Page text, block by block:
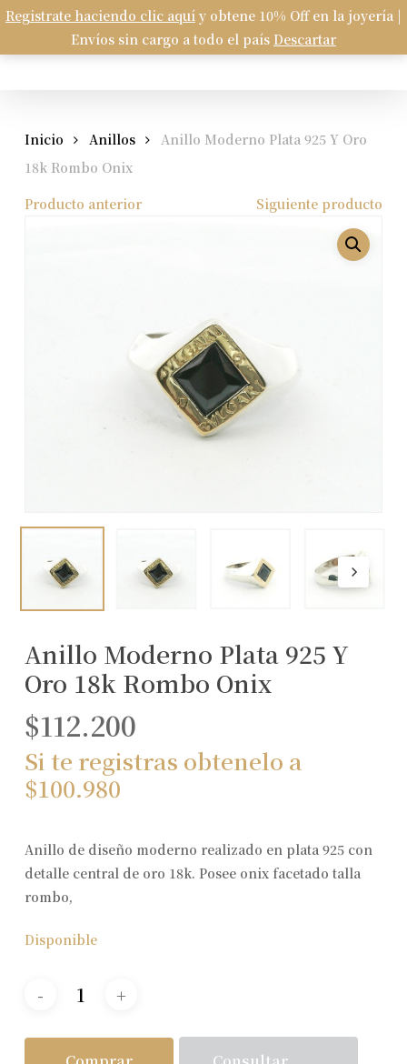
Registrate haciendo clic aquí y obtene 10% Off en la joyería |
Envíos sin cargo a todo el país Descartar
Skip
main
search
Carrito Cart
Inicio Anillos
Anillo Moderno Plata 925 Y Oro
18k Rombo Onix
Producto anterior
Siguiente producto
Anillo Moderno Plata 925 Y
Oro 18k Rombo Onix
$112.200
Si te registras obtenelo a
$100.980
Anillo de diseño moderno realizado en plata 925 con
detalle central de oro 18k. Posee onix facetado talla
rombo,
Disponible